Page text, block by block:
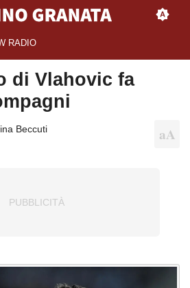
RADIO
di Vlahovic fa
Beccuti